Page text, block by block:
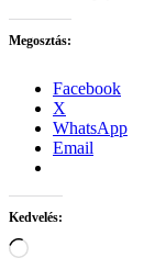
Megosztás:
Facebook
X
WhatsApp
Email
Kedvelés:
Loading…